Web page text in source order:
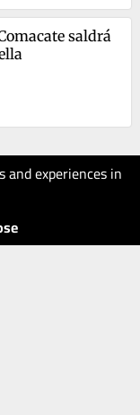
and experiences in
saldrá